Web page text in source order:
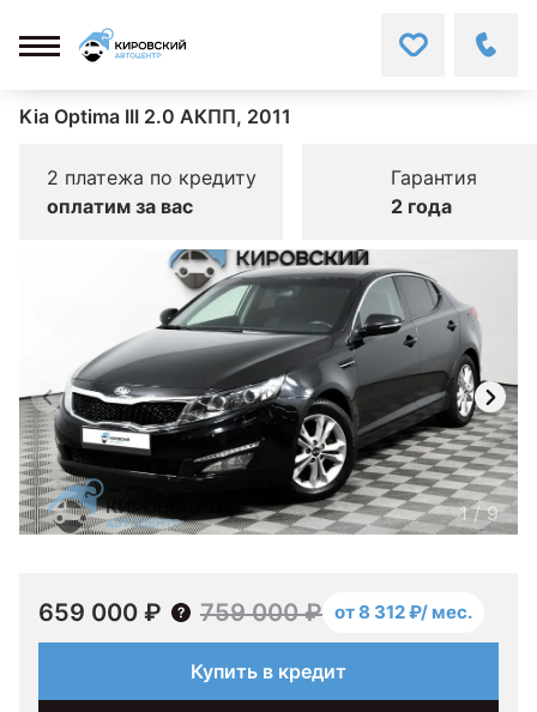
Kia Optima III 2.0 АКПП, 2011
2 платежа по кредиту
оплатим за вас
Гарантия
2 года
1/9
659 000 ₽ 759 000 ₽ от 8 312 ₽/ мес.
Купить в кредит